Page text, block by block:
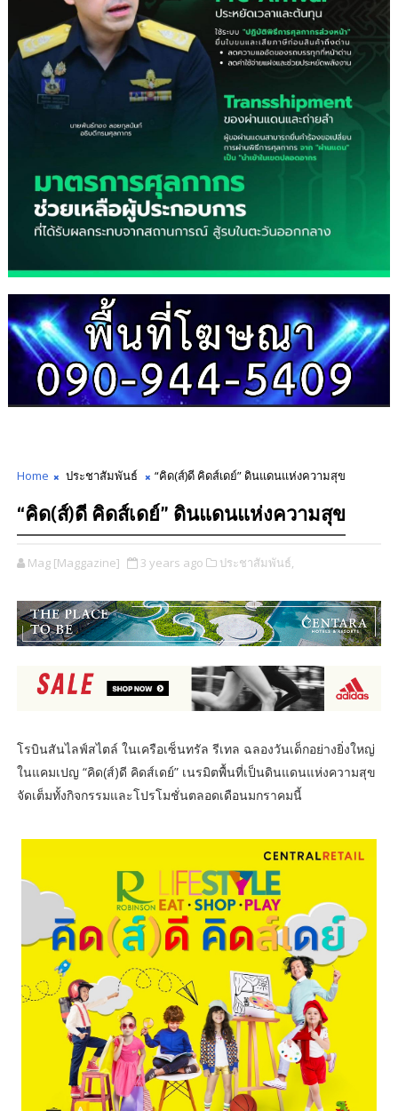
Home ประชาสัมพันธ์ “คิด(ส์)ดี คิดส์เดย์” ดินแดนแห่งความสุข
“คิด(ส์)ดี คิดส์เดย์” ดินแดนแห่งความสุข
Mag [Maggazine] 3 years ago ประชาสัมพันธ์,
โรบินสันไลฟ์สไตล์ ในเครือเซ็นทรัล รีเทล ฉลองวันเด็กอย่างยิ่งใหญ่
ในแคมเปญ “คิด(ส์)ดี คิดส์เดย์” เนรมิตพื้นที่เป็นดินแดนแห่งความสุข
จัดเต็มทั้งกิจกรรมและโปรโมชั่นตลอดเดือนมกราคมนี้